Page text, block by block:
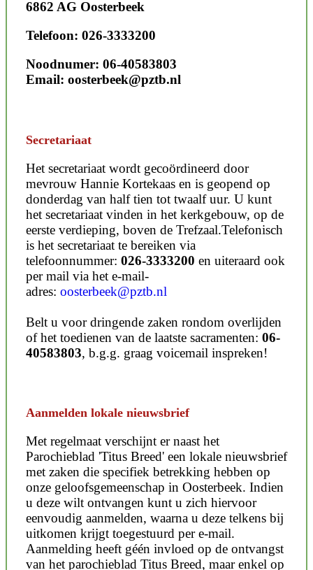
6862 AG Oosterbeek
Telefoon: 026-3333200
Noodnumer: 06-40583803
Email: oosterbeek@pztb.nl
Secretariaat
Het secretariaat wordt gecoördineerd door
mevrouw Hannie Kortekaas en is geopend op
donderdag van half tien tot twaalf uur. U kunt
het secretariaat vinden in het kerkgebouw, op de
eerste verdieping, boven de Trefzaal.Telefonisch
is het secretariaat te bereiken via
telefoonnummer: 026-3333200 en uiteraard ook
per mail via het e-mail-
adres: oosterbeek@pztb.nl
Belt u voor dringende zaken rondom overlijden
of het toedienen van de laatste sacramenten: 06-
40583803, b.g.g. graag voicemail inspreken!
Aanmelden lokale nieuwsbrief
Met regelmaat verschijnt er naast het
Parochieblad 'Titus Breed' een lokale nieuwsbrief
met zaken die specifiek betrekking hebben op
onze geloofsgemeenschap in Oosterbeek. Indien
u deze wilt ontvangen kunt u zich hiervoor
eenvoudig aanmelden, waarna u deze telkens bij
uitkomen krijgt toegestuurd per e-mail.
Aanmelding heeft géén invloed op de ontvangst
van het parochieblad Titus Breed, maar enkel op